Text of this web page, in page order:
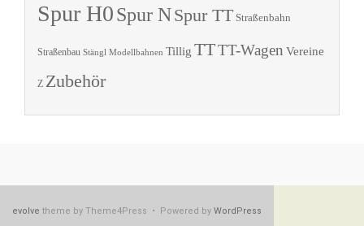
Spur H0Spur NSpur TT Straßenbahn
Straßenbau Stängl Modellbahnen Tillig TTTT-Wagen Vereine
Z Zubehör
evolve theme by Theme4Press • Powered by WordPress